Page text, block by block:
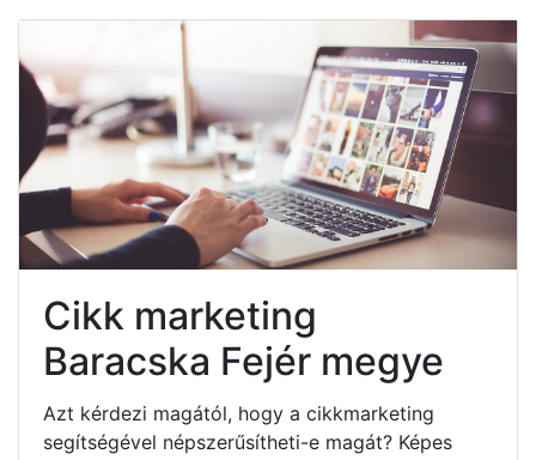
Cikk marketing
Baracska Fejér megye
Azt kérdezi magától, hogy a cikkmarketing
segítségével népszerűsítheti-e magát? Képes